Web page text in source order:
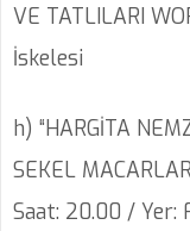
VE TATLILARI
İskelesi
h) “HARGİTA
SEKEL
Saat: 20.00 / Yer: